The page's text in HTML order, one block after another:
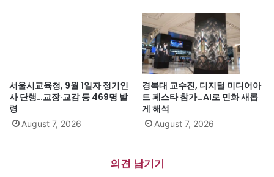
서울시교육청, 9월 1일자 정기인
사 단행…교장·교감 등 469명 발
령
August 7, 2026
경복대 교수진, 디지털 미디어아
트 페스타 참가…AI로 민화 새롭
게 해석
August 7, 2026
의견 남기기